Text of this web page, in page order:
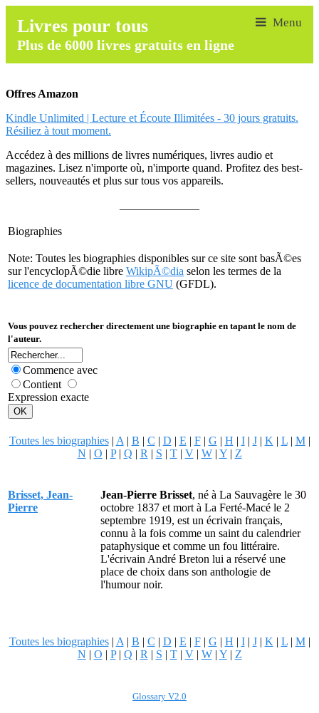
Livres pour tous
Plus de 6000 livres gratuits en ligne
Offres Amazon
Kindle Unlimited | Lecture et Écoute Illimitées - 30 jours gratuits.
Résiliez à tout moment.
Accédez à des millions de livres numériques, livres audio et
magazines. Lisez n'importe où, n'importe quand. Profitez des best-
sellers, nouveautés et plus sur tous vos appareils.
Biographies
Note: Toutes les biographies disponibles sur ce site sont basÃ©es
sur l'encyclopÃ©die libre WikipÃ©dia selon les termes de la
licence de documentation libre GNU (GFDL).
Vous pouvez rechercher directement une biographie en tapant le nom de
l'auteur.
Commence avec
Contient
Expression exacte
Toutes les biographies| A | B | C | D | E | F| G | H | I| J| K | L| M|
N | O | P| Q | R | S | T| V| W| Y| Z
Brisset, Jean-
Pierre
Jean-Pierre Brisset, né à La Sauvagère le 30
octobre 1837 et mort à La Ferté-Macé le 2
septembre 1919, est un écrivain français,
connu à la fois comme un saint du calendrier
pataphysique et comme un fou littéraire.
L'écrivain André Breton lui a réservé une
place de choix dans son anthologie de
l'humour noir.
Toutes les biographies| A | B | C | D | E | F| G | H | I| J| K | L| M|
N | O | P| Q | R | S | T| V| W| Y| Z
Glossary V2.0